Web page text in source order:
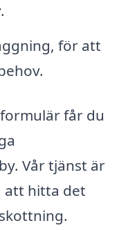
för att
får du
Vår tjänst är
att hitta det